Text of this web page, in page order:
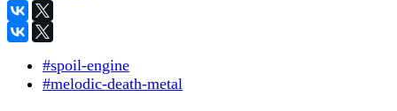
#spoil-engine
#melodic-death-metal